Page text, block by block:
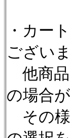
・カー
ござい
他商品
の場合
その様